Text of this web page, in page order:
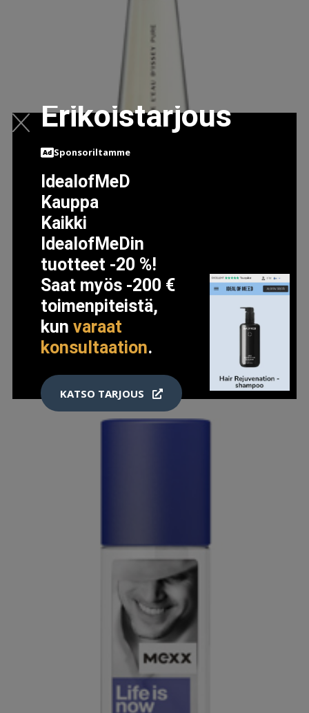
L'EAU D'ISSEY PURE, EDP 50ML
83.95 EUR
LISÄTIETOJA
Erikoistarjous
Sponsoriltamme
IdealofMeD
Kauppa
Kaikki
IdealofMeDin
tuotteet -20 %!
Saat myös -200 €
toimenpiteistä,
kunvaraat
konsultaation.
KATSO TARJOUS